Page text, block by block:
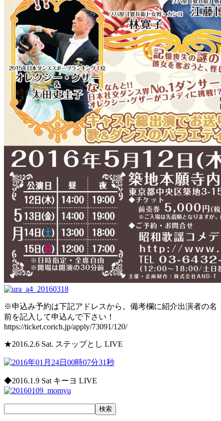
※申込み予約は下記アドレスから。備考欄に紹介出演者の名
前を記入して申込んで下さい！
https://ticket.corich.jp/apply/73091/120/
★2016.2.6 Sat. ステップとし LIVE
◆2016.1.9 Sat キーヨ LIVE